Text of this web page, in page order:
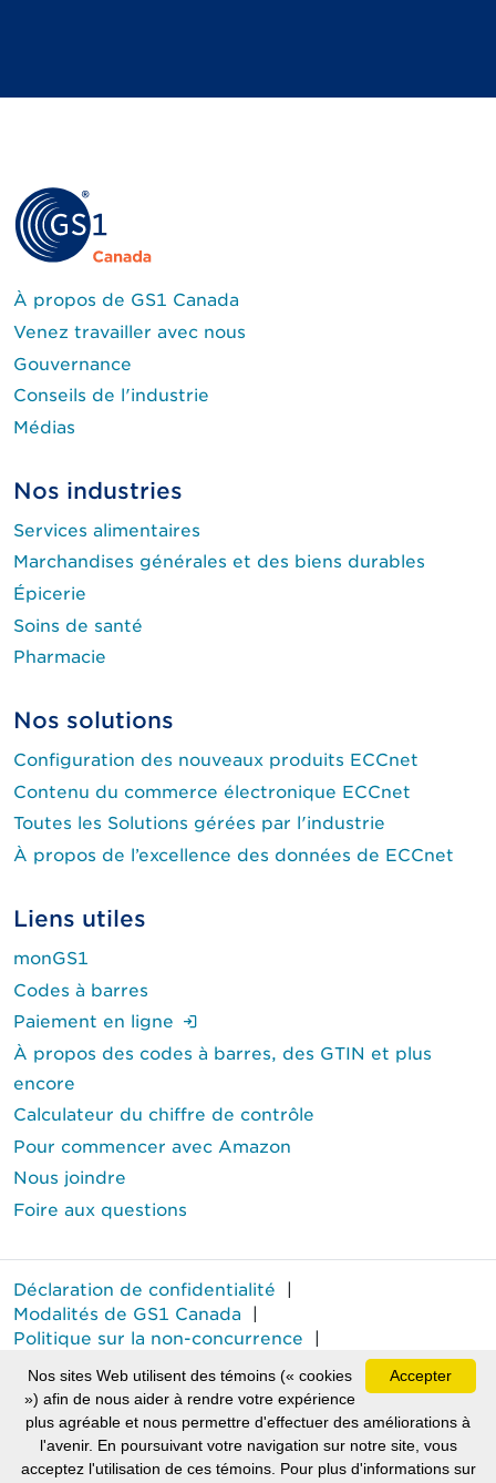
À propos de GS1 Canada
Venez travailler avec nous
Gouvernance
Conseils de l'industrie
Médias
Nos industries
Services alimentaires
Marchandises générales et des biens durables
Épicerie
Soins de santé
Pharmacie
Nos solutions
Configuration des nouveaux produits ECCnet
Contenu du commerce électronique ECCnet
Toutes les Solutions gérées par l'industrie
À propos de l’excellence des données de ECCnet
Liens utiles
monGS1
Codes à barres
Paiement en ligne
À propos des codes à barres, des GTIN et plus
encore
Calculateur du chiffre de contrôle
Pour commencer avec Amazon
Nous joindre
Foire aux questions
Déclaration de confidentialité |
Modalités de GS1 Canada |
Politique sur la non-concurrence |
GS1 Canada
est une marque déposée de GS1 Canada.
Tous droits réservés © GS1 Canada 2026.
Accepter
Nos sites Web utilisent des témoins (« cookies
») afin de nous aider à rendre votre expérience
plus agréable et nous permettre d'effectuer des améliorations à
l'avenir. En poursuivant votre navigation sur notre site, vous
acceptez l'utilisation de ces témoins. Pour plus d'informations sur